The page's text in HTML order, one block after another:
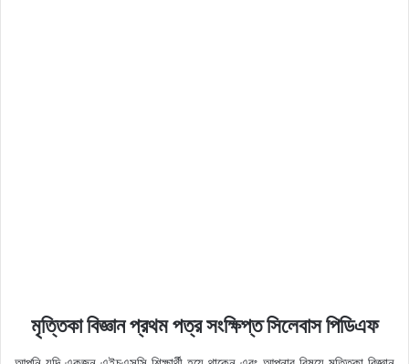
মৃত্তিকা বিজ্ঞান প্রথম পত্র সংক্ষিপ্ত সিলেবাস পিডিএফ